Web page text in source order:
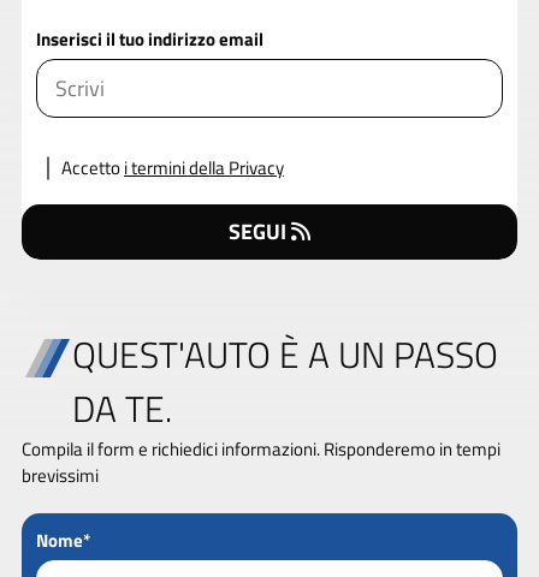
Inserisci il tuo indirizzo email
Accettoi termini della Privacy
SEGUI
QUEST'AUTO È A UN PASSO
DA TE.
Compila il form e richiedici informazioni. Risponderemo in tempi
brevissimi
Nome*